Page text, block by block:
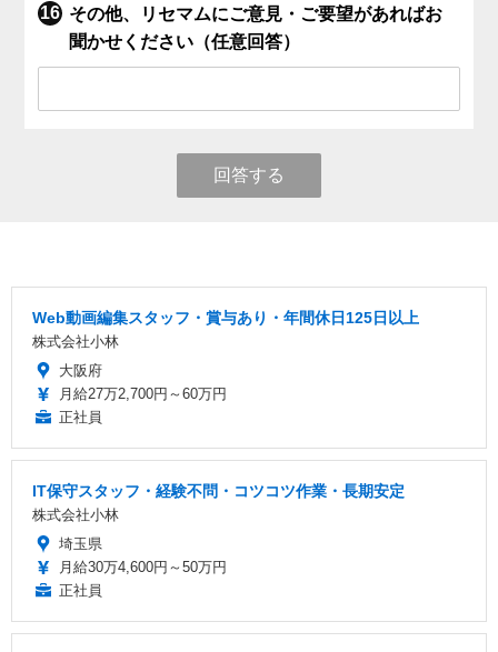
その他、リセマムにご意見・ご要望があればお
聞かせください（任意回答）
回答する
Web動画編集スタッフ・賞与あり・年間休日125日以上
株式会社小林
大阪府
月給27万2,700円～60万円
正社員
IT保守スタッフ・経験不問・コツコツ作業・長期安定
株式会社小林
埼玉県
月給30万4,600円～50万円
正社員